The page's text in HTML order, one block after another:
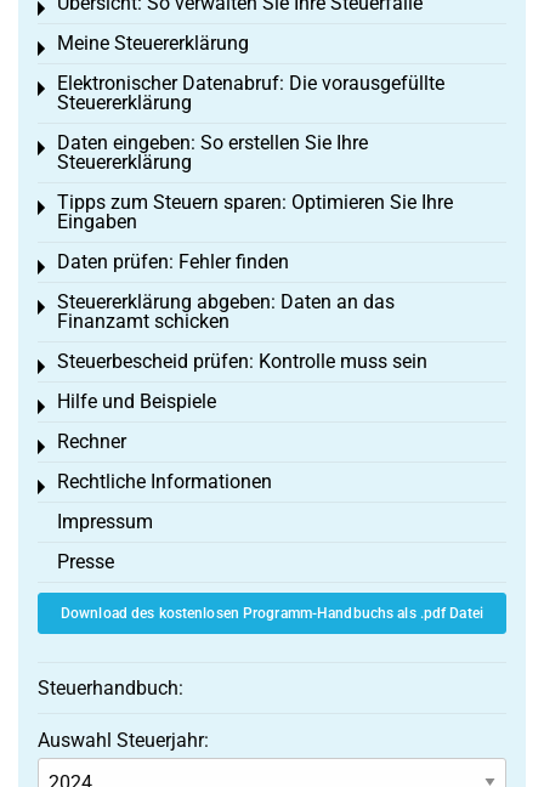
Toggle menu
Meine Steuererklärung
Toggle menu
Elektronischer Datenabruf: Die vorausgefüllte
Steuererklärung
Toggle menu
Daten eingeben: So erstellen Sie Ihre
Steuererklärung
Toggle menu
Tipps zum Steuern sparen: Optimieren Sie Ihre
Eingaben
Toggle menu
Daten prüfen: Fehler finden
Toggle menu
Steuererklärung abgeben: Daten an das
Finanzamt schicken
Toggle menu
Steuerbescheid prüfen: Kontrolle muss sein
Toggle menu
Hilfe und Beispiele
Toggle menu
Rechner
Toggle menu
Rechtliche Informationen
Toggle menu
Impressum
Presse
Download des kostenlosen Programm-Handbuchs als .pdf Datei
Steuerhandbuch:
Auswahl Steuerjahr: